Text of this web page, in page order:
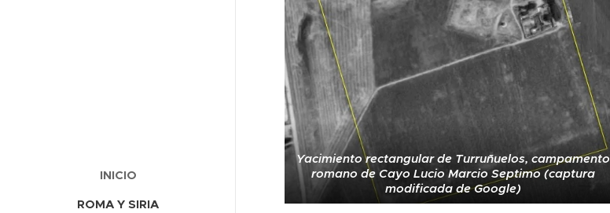
INICIO
ROMA Y SIRIA
Yacimiento rectangular de Turruñuelos, campamento
romano de Cayo Lucio Marcio Septimo (captura
modificada de Google)